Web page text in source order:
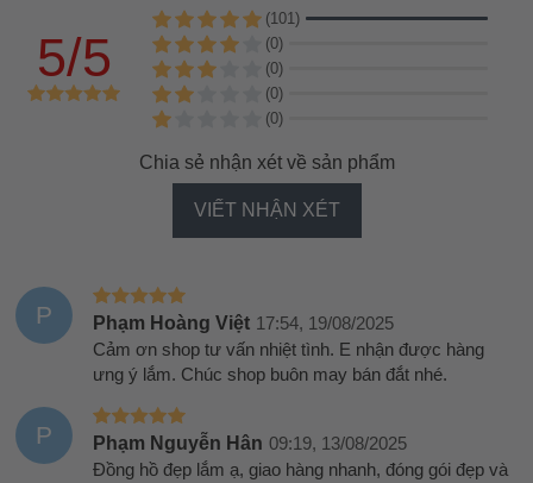
5/5
(101)
(0)
(0)
(0)
(0)
Chia sẻ nhận xét về sản phẩm
VIẾT NHẬN XÉT
P Phạm Hoàng Việt 17:54, 19/08/2025
Cảm ơn shop tư vấn nhiệt tình. E nhận được hàng
ưng ý lắm. Chúc shop buôn may bán đắt nhé.
P Phạm Nguyễn Hân 09:19, 13/08/2025
Đồng hồ đẹp lắm ạ, giao hàng nhanh, đóng gói đẹp và